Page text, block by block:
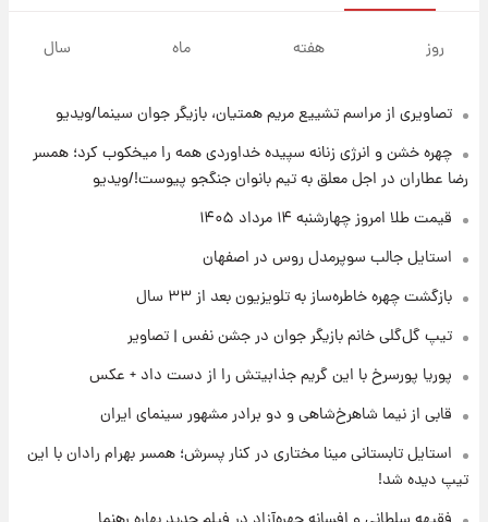
هسته‌ای در آسمان ظاهر شد
۲۰ ساعت پیش
کرد
۲۲ ساعت پیش
۱۴۰۵/ نرخ‌ها ثابت ماند؟ +جدول
علی مطهری: اجرای کامل تفاهم‌نامه اسلام‌آباد،
۲۲ ساعت پیش
مدرسه میناب؛ «باید سیلی محکمی به صورت
روز هفته ماه سال
تصاویری از مراسم تشییع مریم همتیان، بازیگر جوان سینما/ویدیو
چهره خشن و انرژی زنانه سپیده خداوردی همه را میخکوب کرد؛ همسر
رضا عطاران در اجل معلق به تیم بانوان جنگجو پیوست!/ویدیو
قیمت طلا امروز چهارشنبه ۱۴ مرداد ۱۴۰۵
استایل جالب سوپرمدل روس در اصفهان
بازگشت چهره خاطره‌ساز به تلویزیون بعد از ۳۳ سال
تیپ گل‌گلی خانم بازیگر جوان در جشن نفس | تصاویر
پوریا پورسرخ با این گریم جذابیتش را از دست داد + عکس
قابی از نیما شاهرخ‌شاهی و دو برادر مشهور سینمای ایران
استایل تابستانی مینا مختاری در کنار پسرش؛ همسر بهرام رادان با این
تیپ دیده شد!